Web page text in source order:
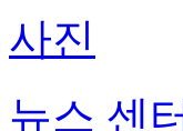
사진
뉴스 센